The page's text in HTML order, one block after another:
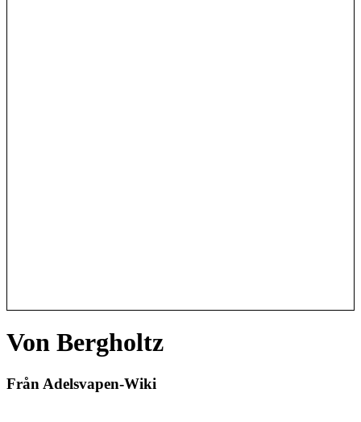
Von Bergholtz
Från Adelsvapen-Wiki